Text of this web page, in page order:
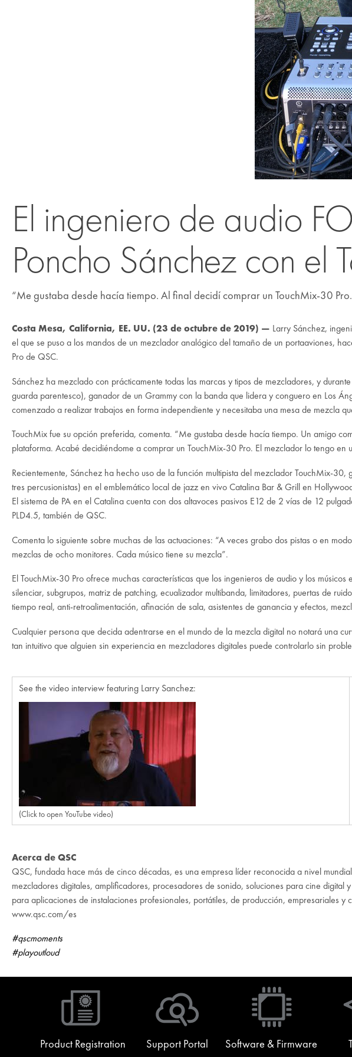
El ingeniero de audio
Poncho Sánchez con
“Me gustaba desde hacía tiempo. Al final decidí comprar un TouchMix-30
Costa Mesa, California, EE. UU. (23 de octubre de 2019) — Larry Sánchez,
el que se puso a los mandos de un mezclador analógico del tamaño de un portaaviones,
Prode QSC.
Sánchez ha mezclado con prácticamente todas las marcas y tipos de mezcladores, y
guarda parentesco), ganador de un Grammy con la banda que lidera y conguero en Los
comenzado a realizar trabajos en forma independiente y necesitaba una mesa de mezcla
TouchMix fue su opción preferida, comenta. “Me gustaba desde hacía tiempo. Un amigo
plataforma. Acabé decidiéndome a comprar un TouchMix-30 Pro. El mezclador lo tengo en
Recientemente, Sánchez ha hecho uso de la función multipista del mezclador TouchMix-
tres percusionistas) en el emblemático local de jazz en vivo Catalina Bar & Grill en
El sistema de PA en el Catalina cuenta con dos altavoces pasivos E12 de 2 vías de 12
PLD4.5, también de QSC.
Comenta lo siguiente sobre muchas de las actuaciones: “A veces grabo dos pistas o en
mezclas de ocho monitores. Cada músico tiene su mezcla”.
El TouchMix-30 Pro ofrece muchas características que los ingenieros de audio y los
silenciar, subgrupos, matriz de patching, ecualizador multibanda, limitadores, puertas de
tiempo real, anti-retroalimentación, afinación de sala, asistentes de ganancia y efectos,
Cualquier persona que decida adentrarse en el mundo de la mezcla digital no notará una
tan intuitivo que alguien sin experiencia en mezcladores digitales puede controlarlo sin
See the video interview featuring Larry Sanchez:
(Click to open YouTube video)
Acerca de QSC
QSC, fundada hace más de cinco décadas, es una empresa líder reconocida a nivel
mezcladores digitales, amplificadores, procesadores de sonido, soluciones para cine
para aplicaciones de instalaciones profesionales, portátiles, de producción, empresariales
www.qsc.com/es
#qscmoments
#playoutloud
Product Registration Support Portal Software & Firmware